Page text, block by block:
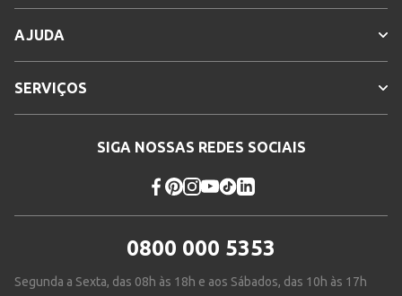
AJUDA
SERVIÇOS
SIGA NOSSAS REDES SOCIAIS
0800 000 5353
Segunda a Sexta, das 08h às 18h e aos Sábados, das 10h às 17h